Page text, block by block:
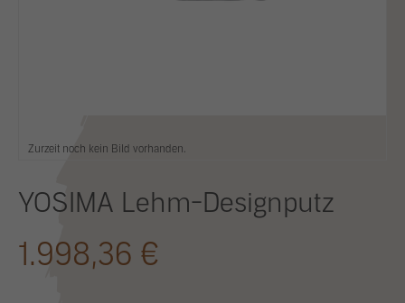
Zurzeit noch kein Bild vorhanden.
YOSIMA Lehm-Designputz
1.998,36 €